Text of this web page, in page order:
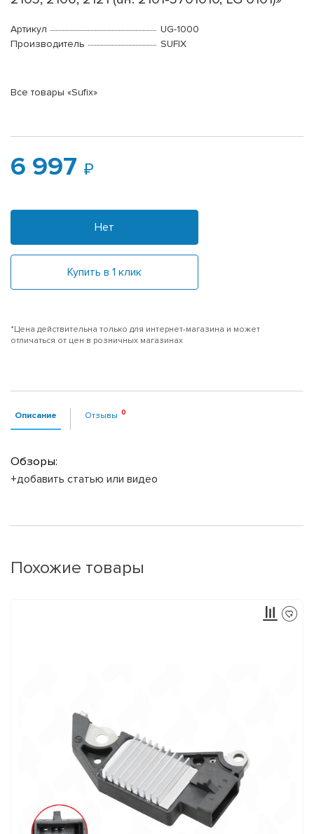
Артикул
UG-1000
Производитель
SUFIX
Все товары «Sufix»
6 997
Нет
Купить в 1 клик
*Цена действительна только для интернет-магазина и может
отличаться от цен в розничных магазинах
Описание Отзывы
Обзоры:
+добавить статью или видео
Похожие товары